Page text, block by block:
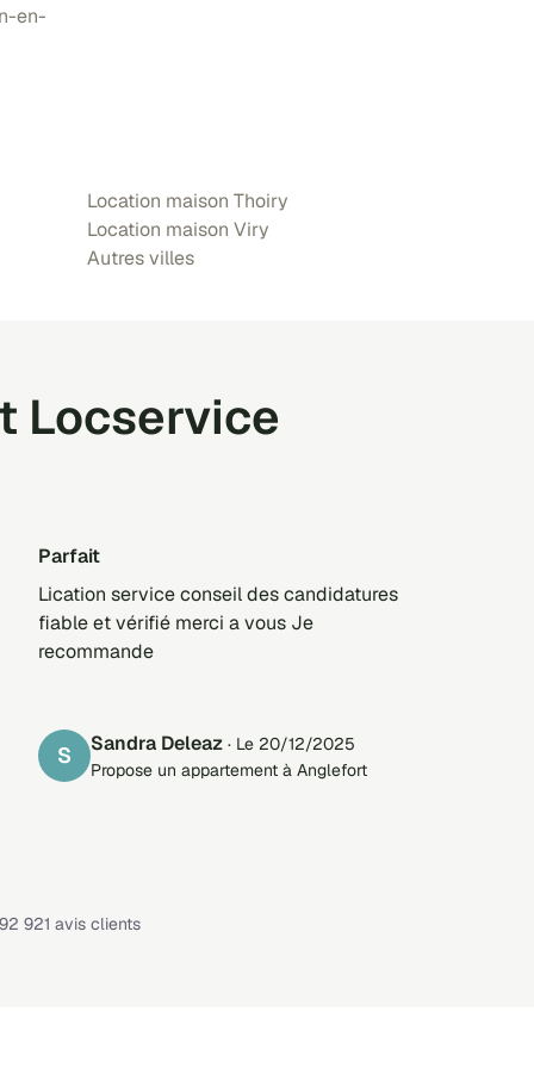
en-
Location maison Thoiry
Location maison Viry
Autres villes
Locservice
Parfait
Lication service conseil des candidatures
fiable et vérifié merci a vous Je
recommande
S Sandra Deleaz · Le 20/12/2025
Propose un appartement à Anglefort
: 4,1 sur 5 —
92 921 avis clients